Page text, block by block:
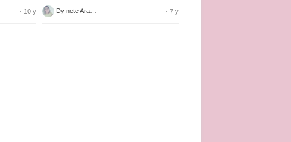
· 10 y · 7 y